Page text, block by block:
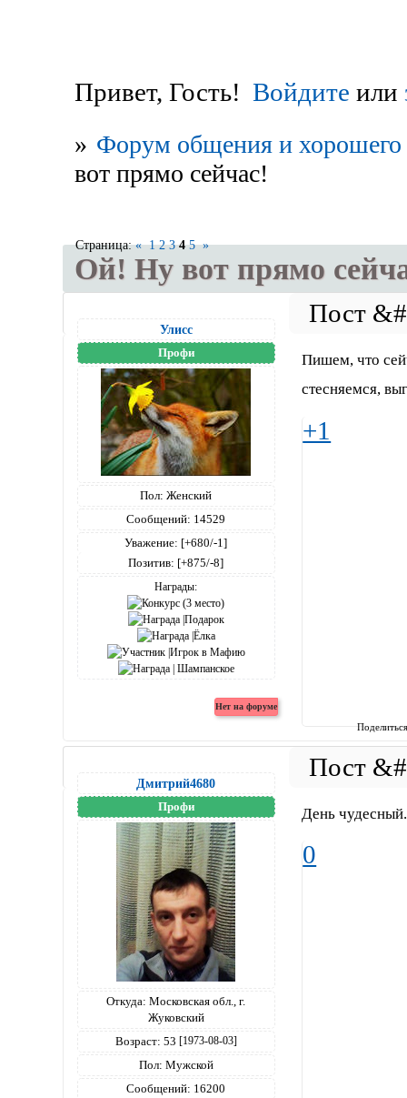
Привет, Гость! Войдите или
» Форум общения и хорошего
вот прямо сейчас!
Ой! Ну вот прямо
Страница:« 1 2 3 4 5 »
Улисс
Профи
Пол: Женский
Сообщений: 14529
Уважение: [+680/-1]
Позитив: [+875/-8]
Награды:
Пишем, что
стесняемся,
+1
Дмитрий4680
Профи
Откуда: Московская обл., г.
Жуковский
Возраст: 53 [1973-08-03]
Пол: Мужской
Сообщений: 16200
День
0